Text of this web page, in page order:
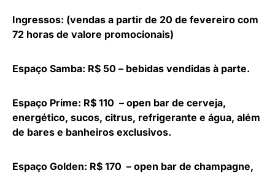
Ingressos: (vendas a partir de 20 de fevereiro com
72 horas de valore promocionais)
Espaço Samba: R$ 50 – bebidas vendidas à parte.
Espaço Prime: R$ 110 – open bar de cerveja,
energético, sucos, citrus, refrigerante e água, além
de bares e banheiros exclusivos.
Espaço Golden: R$ 170 – open bar de champagne,